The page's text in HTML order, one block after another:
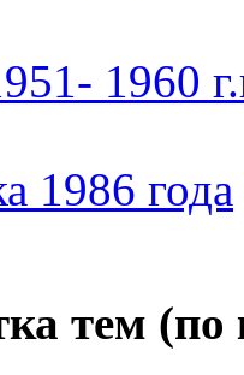
1960
1986 года
тем (по